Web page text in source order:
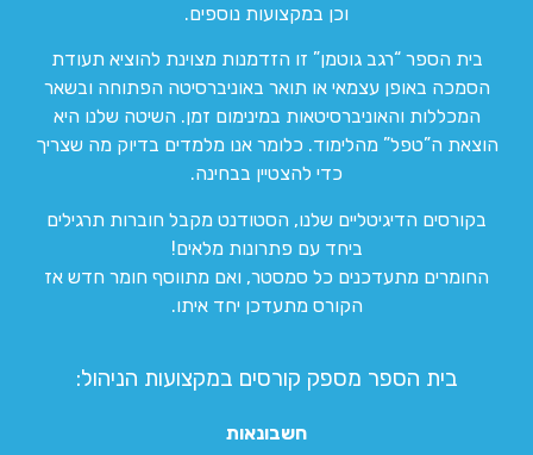
וכן במקצועות נוספים.
בית הספר “רגב גוטמן” זו הזדמנות מצוינת להוציא תעודת
הסמכה באופן עצמאי או תואר באוניברסיטה הפתוחה ובשאר
המכללות והאוניברסיטאות במינימום זמן. השיטה שלנו היא
הוצאת ה”טפל” מהלימוד. כלומר אנו מלמדים בדיוק מה שצריך
כדי להצטיין בבחינה.
בקורסים הדיגיטליים שלנו, הסטודנט מקבל חוברות תרגילים
ביחד עם פתרונות מלאים!
החומרים מתעדכנים כל סמסטר, ואם מתווסף חומר חדש אז
הקורס מתעדכן יחד איתו.
בית הספר מספק קורסים במקצועות הניהול:
חשבונאות